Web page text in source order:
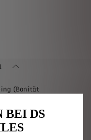
(Bonität
10, 63263
PALLAS, 107
(136 PS) Leistung
DS